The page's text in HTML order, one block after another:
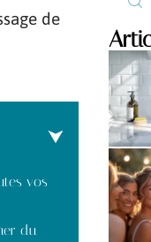
de
vos
du